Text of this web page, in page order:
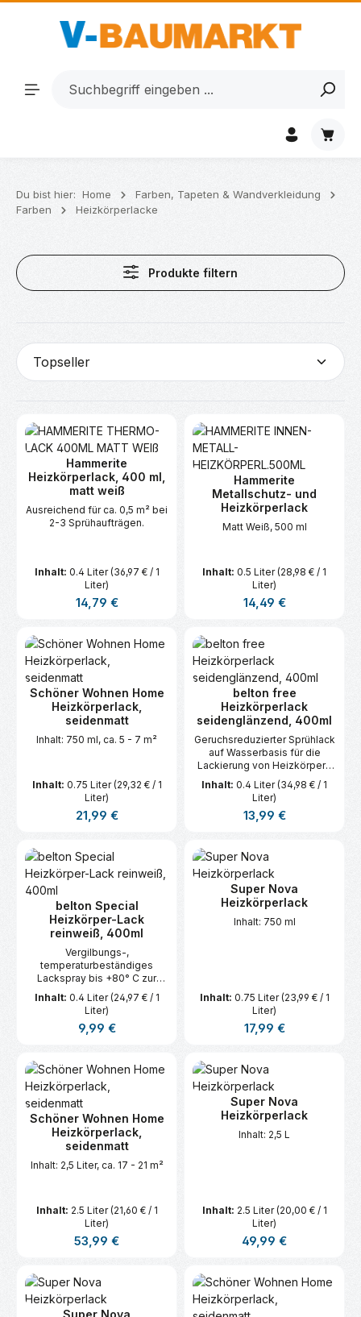
Zum Hauptinhalt springen
Du bist hier: Home
Farben, Tapeten & Wandverkleidung
Farben
Heizkörperlacke
Produkte filtern
Hammerite
Heizkörperlack, 400 ml,
matt weiß
Ausreichend für ca. 0,5 m² bei
2-3 Sprühaufträgen.
Inhalt: 0.4 Liter(36,97 € / 1
Liter)
Regulärer Preis:
14,79 €
Hammerite
Metallschutz- und
Heizkörperlack
Matt Weiß, 500 ml
Inhalt: 0.5 Liter(28,98 € / 1
Liter)
Regulärer Preis:
14,49 €
Schöner Wohnen Home
Heizkörperlack,
seidenmatt
Inhalt: 750 ml, ca. 5 - 7 m²
Inhalt: 0.75 Liter(29,32 € / 1
Liter)
Regulärer Preis:
21,99 €
belton free
Heizkörperlack
seidenglänzend, 400ml
Geruchsreduzierter Sprühlack
auf Wasserbasis für die
Lackierung von Heizkörpern
(bis 80°C).
Inhalt: 0.4 Liter(34,98 € / 1
Liter)
Regulärer Preis:
13,99 €
belton Special
Heizkörper-Lack
reinweiß, 400ml
Vergilbungs-,
temperaturbeständiges
Lackspray bis +80° C zur
farblichen Verschönerung
insbesondere von
Heizkörpern.
Inhalt: 0.4 Liter(24,97 € / 1
Liter)
Regulärer Preis:
9,99 €
Super Nova
Heizkörperlack
Inhalt: 750 ml
Inhalt: 0.75 Liter(23,99 € / 1
Liter)
Regulärer Preis:
17,99 €
Schöner Wohnen Home
Heizkörperlack,
seidenmatt
Inhalt: 2,5 Liter, ca. 17 - 21 m²
Inhalt: 2.5 Liter(21,60 € / 1
Liter)
Regulärer Preis:
53,99 €
Super Nova
Heizkörperlack
Inhalt: 2,5 L
Inhalt: 2.5 Liter(20,00 € / 1
Liter)
Regulärer Preis:
49,99 €